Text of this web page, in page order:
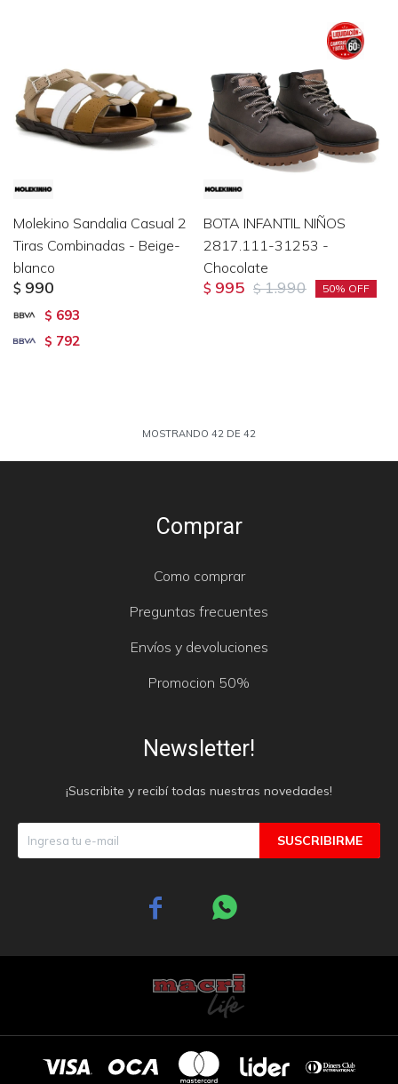
Molekino Sandalia Casual 2
Tiras Combinadas - Beige-
blanco
$ 990
$ 693
$ 792
BOTA INFANTIL NIÑOS
2817.111-31253 -
Chocolate
$ 995 $ 1.990 50
MOSTRANDO 42 DE 42
Comprar
Como comprar
Preguntas frecuentes
Envíos y devoluciones
Promocion 50%
Newsletter!
¡Suscribite y recibí todas nuestras novedades!
SUSCRIBIRME
 